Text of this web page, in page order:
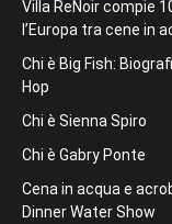
Villa ReNoir compie
l’Europa tra cene in
Chi è Big Fish:
Hop
Chi è Sienna Spiro
Chi è Gabry Ponte
Cena in acqua e
Dinner Water Show